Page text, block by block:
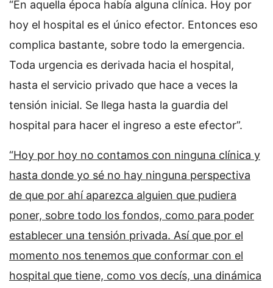
“En aquella época había alguna clínica. Hoy por
hoy el hospital es el único efector. Entonces eso
complica bastante, sobre todo la emergencia.
Toda urgencia es derivada hacia el hospital,
hasta el servicio privado que hace a veces la
tensión inicial. Se llega hasta la guardia del
hospital para hacer el ingreso a este efector”.
“Hoy por hoy no contamos con ninguna clínica y
hasta donde yo sé no hay ninguna perspectiva
de que por ahí aparezca alguien que pudiera
poner, sobre todo los fondos, como para poder
establecer una tensión privada. Así que por el
momento nos tenemos que conformar con el
hospital que tiene, como vos decís, una dinámica